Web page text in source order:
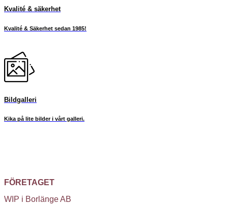
Kvalité & säkerhet
Kvalité & Säkerhet sedan 1985!
Bildgalleri
Kika på lite bilder i vårt galleri.
FÖRETAGET
WIP i Borlänge AB